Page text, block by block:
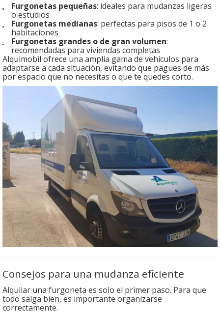
Furgonetas pequeñas: ideales para mudanzas ligeras
o estudios
Furgonetas medianas: perfectas para pisos de 1 o 2
habitaciones
Furgonetas grandes o de gran volumen:
recomendadas para viviendas completas
Alquimobil ofrece una amplia gama de vehículos para
adaptarse a cada situación, evitando que pagues de más
por espacio que no necesitas o que te quedes corto.
Consejos para una mudanza eficiente
Alquilar una furgoneta es solo el primer paso. Para que
todo salga bien, es importante organizarse
correctamente.